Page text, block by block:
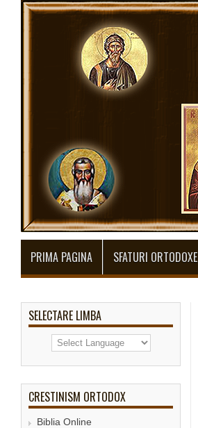
PRIMA PAGINA SFATURI ORTODOXE
SELECTARE LIMBA
CRESTINISM ORTODOX
Biblia Online